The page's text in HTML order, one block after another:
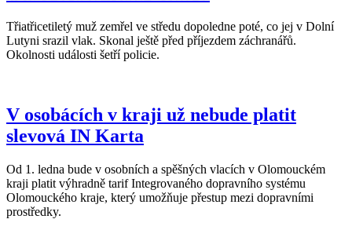
Třiatřicetiletý muž zemřel ve středu dopoledne poté, co jej v Dolní
Lutyni srazil vlak. Skonal ještě před příjezdem záchranářů.
Okolnosti události šetří policie.
V osobácích v kraji už nebude platit
slevová IN Karta
Od 1. ledna bude v osobních a spěšných vlacích v Olomouckém
kraji platit výhradně tarif Integrovaného dopravního systému
Olomouckého kraje, který umožňuje přestup mezi dopravními
prostředky.